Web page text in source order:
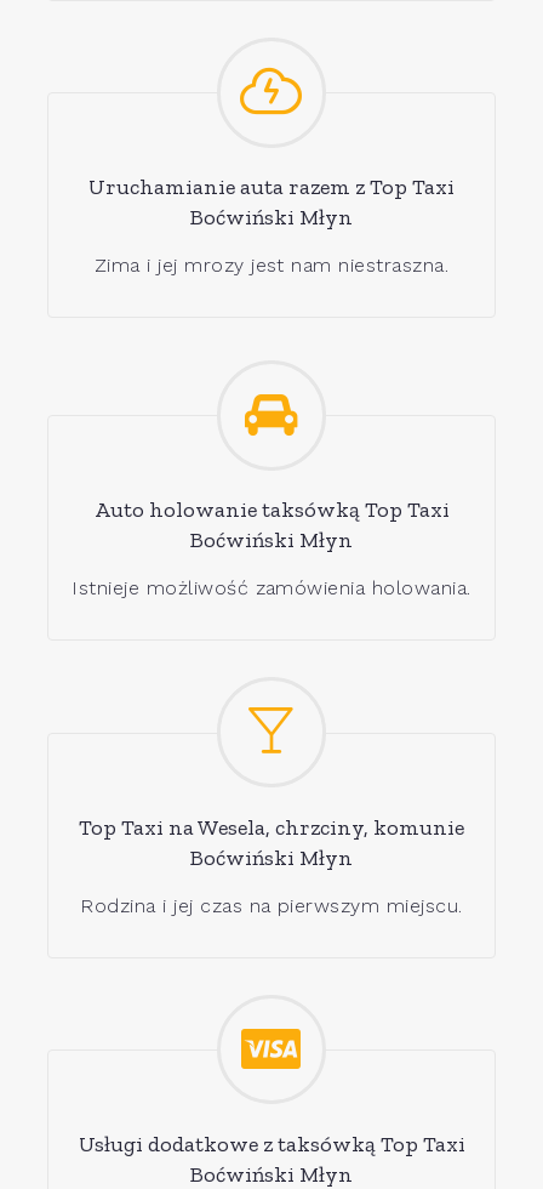
Uruchamianie auta razem z Top Taxi
Boćwiński Młyn
Zima i jej mrozy jest nam niestraszna.
Auto holowanie taksówką Top Taxi
Boćwiński Młyn
Istnieje możliwość zamówienia holowania.
Top Taxi na Wesela, chrzciny, komunie
Boćwiński Młyn
Rodzina i jej czas na pierwszym miejscu.
Usługi dodatkowe z taksówką Top Taxi
Boćwiński Młyn